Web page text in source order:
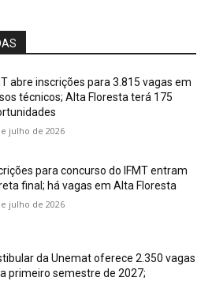
abre inscrições para 3.815 vagas em
técnicos; Alta Floresta terá 175
julho de 2026
para concurso do IFMT entram
final; há vagas em Alta Floresta
julho de 2026
da Unemat oferece 2.350 vagas
primeiro semestre de 2027;